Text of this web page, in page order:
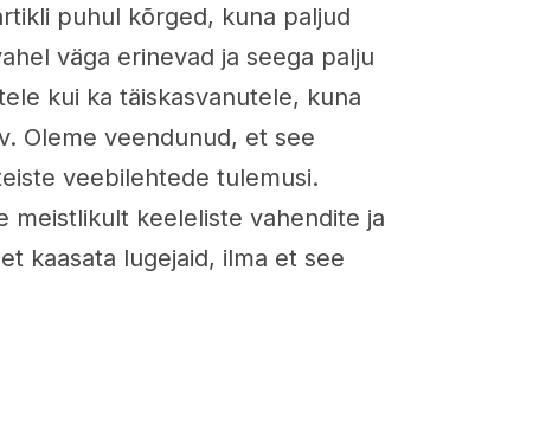
puhul kõrged, kuna paljud
väga erinevad ja seega palju
kui ka täiskasvanutele, kuna
Oleme veendunud, et see
veebilehtede tulemusi.
meistlikult keeleliste vahendite ja
kaasata lugejaid, ilma et see